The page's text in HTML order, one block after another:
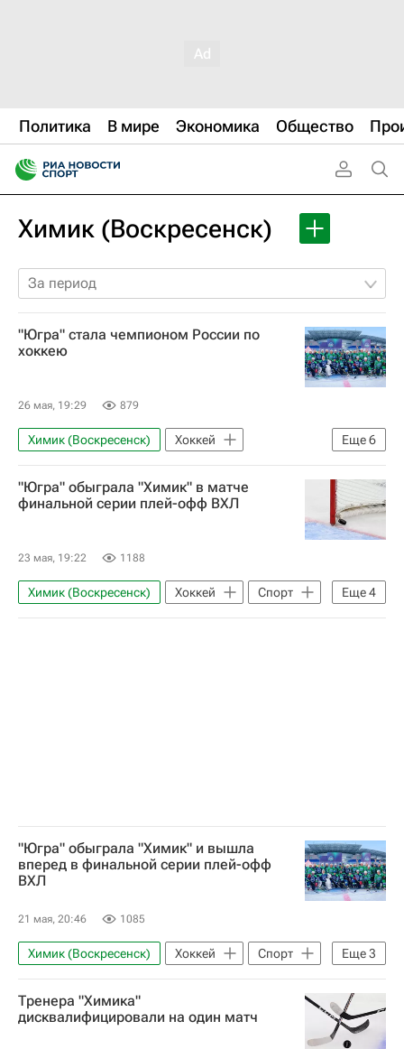
Политика В мире Экономика Общество
Химик (Воскресенск)
За период
"Югра" стала чемпионом России по
хоккею
26 мая, 19:29 879
Еще6
Химик (Воскресенск)
Хоккей
Максим Казаков
Алексей Макеев
Югра
ВХЛ
Чемпионат ВХЛ
"Югра" обыграла "Химик" в матче
финальной серии плей-офф ВХЛ
23 мая, 19:22 1188
Еще4
Химик (Воскресенск) Хоккей
Спорт
Воскресенск
Ханты-Мансийск
"Югра" обыграла "Химик" и вышла
вперед в финальной серии плей-офф
ВХЛ
21 мая, 20:46 1085
Еще3
Химик (Воскресенск) Хоккей
Спорт
Александр Беляев
ВХЛ
Чемпионат ВХЛ
Тренера "Химика"
дисквалифицировали на один матч